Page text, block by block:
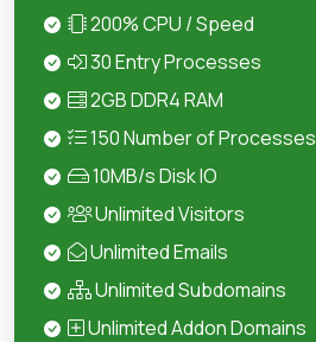
200% CPU / Speed
30 Entry Processes
2GB DDR4 RAM
150 Number of Processes
10MB/s Disk IO
Unlimited Visitors
Unlimited Emails
Unlimited Subdomains
Unlimited Addon Domains